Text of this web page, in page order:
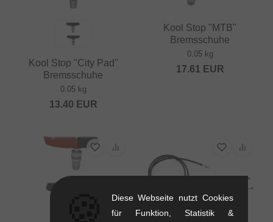
Kool Stop "City Pad"
Bremsschuhe
0.05 kg
13.40 EUR
Kool Stop "MTB"
Bremsschuhe
0.05 kg
17.61 EUR
Diese Webseite nutzt Cookies
für Funktion, Statistik &